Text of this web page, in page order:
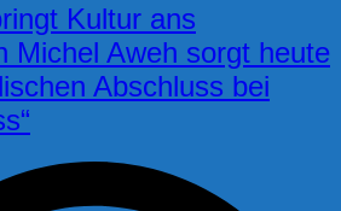
Kultur ans
Michel Aweh sorgt heute
Abschluss bei